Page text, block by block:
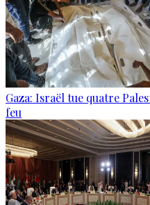
Gaza: Israël tue quatre
feu